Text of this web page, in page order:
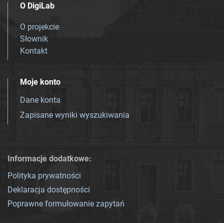
O DigiLab
O projekcie
Słownik
Kontakt
Moje konto
Dane konta
Zapisane wyniki wyszukiwania
Informacje dodatkowe:
Polityka prywatności
Deklaracja dostępności
Poprawne formułowanie zapytań